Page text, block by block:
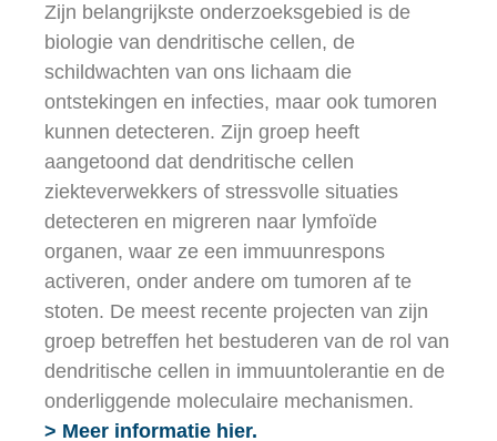
Zijn belangrijkste onderzoeksgebied is de
biologie van dendritische cellen, de
schildwachten van ons lichaam die
ontstekingen en infecties, maar ook tumoren
kunnen detecteren. Zijn groep heeft
aangetoond dat dendritische cellen
ziekteverwekkers of stressvolle situaties
detecteren en migreren naar lymfoïde
organen, waar ze een immuunrespons
activeren, onder andere om tumoren af te
stoten. De meest recente projecten van zijn
groep betreffen het bestuderen van de rol van
dendritische cellen in immuuntolerantie en de
onderliggende moleculaire mechanismen.
> Meer informatie hier.